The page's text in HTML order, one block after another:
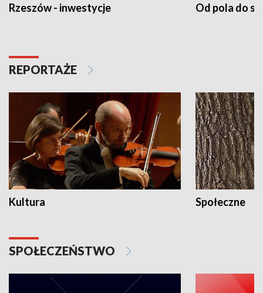
Rzeszów - inwestycje Od pola do
REPORTAŻE
Kultura Społeczne
SPOŁECZEŃSTWO